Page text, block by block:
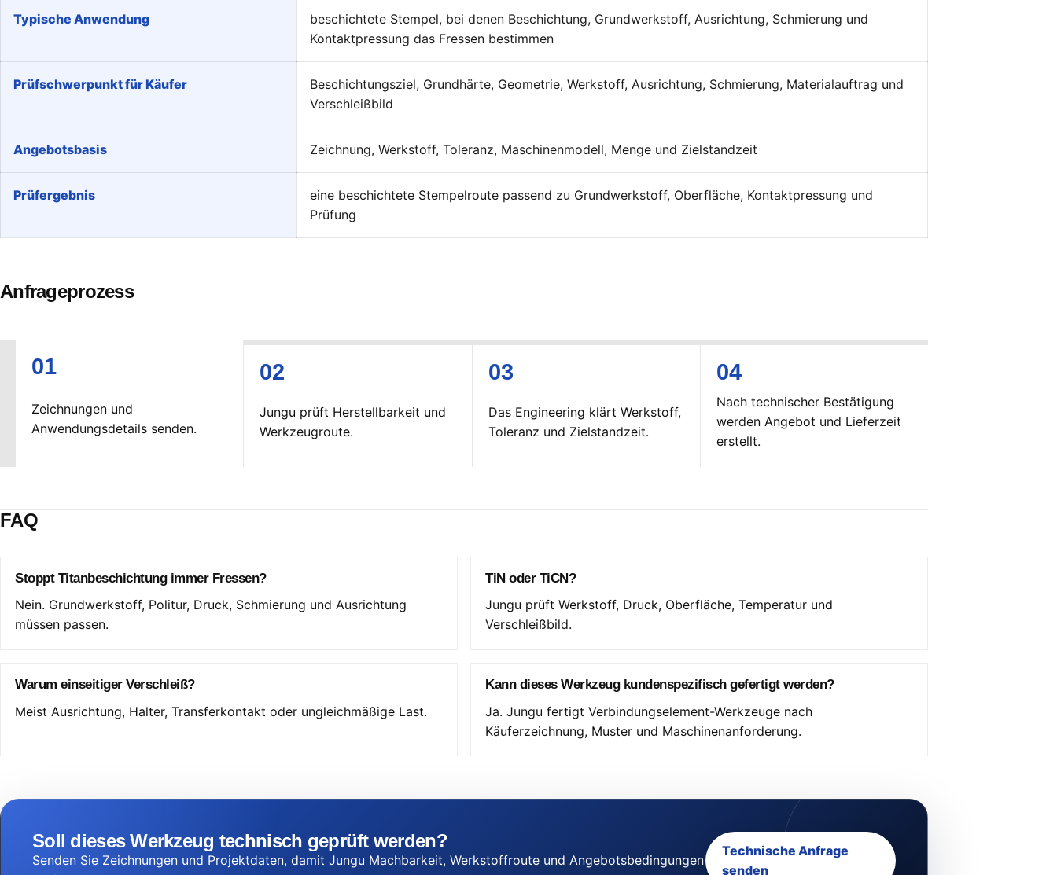
Typische Anwendung
beschichtete Stempel, bei denen Beschichtung, Grundwerkstoff, Ausrichtung, Schmierung und
Kontaktpressung das Fressen bestimmen
Prüfschwerpunkt für Käufer
Beschichtungsziel, Grundhärte, Geometrie, Werkstoff, Ausrichtung, Schmierung, Materialauftrag und
Verschleißbild
Angebotsbasis Zeichnung, Werkstoff, Toleranz, Maschinenmodell, Menge und Zielstandzeit
Prüfergebnis
eine beschichtete Stempelroute passend zu Grundwerkstoff, Oberfläche, Kontaktpressung und
Prüfung
Anfrageprozess
Zeichnungen und
Anwendungsdetails senden.
Jungu prüft Herstellbarkeit und
Werkzeugroute.
Das Engineering klärt Werkstoff,
Toleranz und Zielstandzeit.
Nach technischer Bestätigung
werden Angebot und Lieferzeit
erstellt.
FAQ
Stoppt Titanbeschichtung immer Fressen?
Nein. Grundwerkstoff, Politur, Druck, Schmierung und Ausrichtung
müssen passen.
TiN oder TiCN?
Jungu prüft Werkstoff, Druck, Oberfläche, Temperatur und
Verschleißbild.
Warum einseitiger Verschleiß?
Meist Ausrichtung, Halter, Transferkontakt oder ungleichmäßige Last.
Kann dieses Werkzeug kundenspezifisch gefertigt werden?
Ja. Jungu fertigt Verbindungselement-Werkzeuge nach
Käuferzeichnung, Muster und Maschinenanforderung.
Soll dieses Werkzeug technisch geprüft werden?
Senden Sie Zeichnungen und Projektdaten, damit Jungu Machbarkeit, Werkstoffroute und Angebotsbedingungen
Technische Anfrage
senden